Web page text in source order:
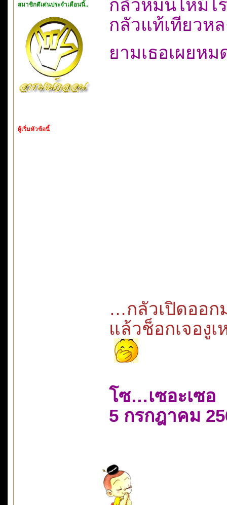
สมาชิกดีเด่นประจำเดือนนี้..
ผู้เริ่มหัวข้อนี้
กลัวหม่นไหม้ไ
กลัวแท้เทียวห
ยามเธอเผย
…กลัวเปิดออก
แล้วช็อกเจองู
โซ…เซอะเซอ
5 กรกฎาคม